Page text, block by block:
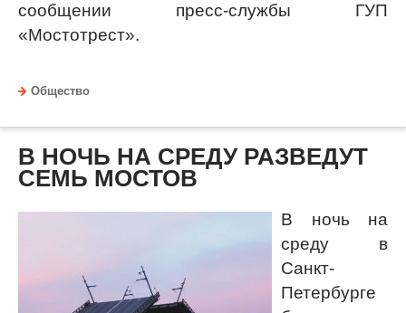
сообщении пресс-службы ГУП
«Мостотрест».
Общество
В НОЧЬ НА СРЕДУ РАЗВЕДУТ
СЕМЬ МОСТОВ
В ночь на
среду в
Санкт-
Петербурге